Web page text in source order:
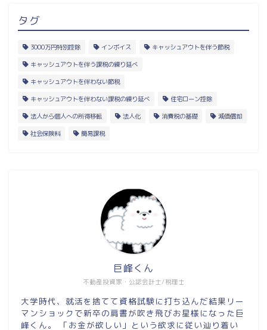
タグ
3000万円特別控除 インボイス キャッシュアウトを伴う節税
キャッシュアウトを伴う課税の繰り延べ
キャッシュアウトを伴わない節税
キャッシュアウトを伴わない課税の繰り延べ 住宅ローン控除
法人から個人への所得移転 法人化 消費税の基礎 減価償却
社会保険料 簡易課税
不動産投資家・公認会計士/税理士
巨峰くん
大学時代、就活を捨てて資格試験に打ち込んだ結果リー
マンショックで新卒の肩書が吹き飛びお星様になった巨
峰くん。 「お金が欲しい」という欲求に従い辿り着い